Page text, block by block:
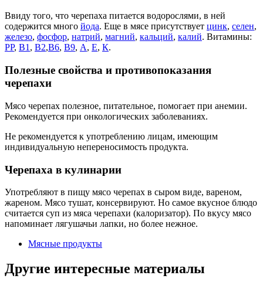
Ввиду того, что черепаха питается водорослями, в ней
содержится много йода. Еще в мясе присутствует цинк, селен,
железо, фосфор, натрий, магний, кальций, калий. Витамины:
РР, В1 , В2,В6, В9, А, Е, К.
Полезные свойства и противопоказания
черепахи
Мясо черепах полезное, питательное, помогает при анемии.
Рекомендуется при онкологических заболеваниях.
Не рекомендуется к употреблению лицам, имеющим
индивидуальную непереносимость продукта.
Черепаха в кулинарии
Употребляют в пищу мясо черепах в сыром виде, вареном,
жареном. Мясо тушат, консервируют. Но самое вкусное блюдо
считается суп из мяса черепахи (калоризатор). По вкусу мясо
напоминает лягушачьи лапки, но более нежное.
Мясные продукты
Другие интересные материалы